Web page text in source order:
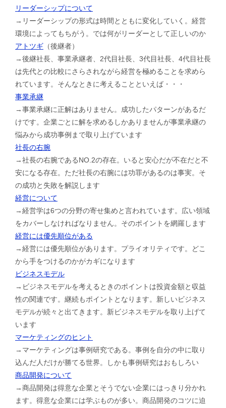
リーダーシップについて
→リーダーシップの形式は時間とともに変化していく。経営
環境によってもちがう。では何がリーダーとして正しいのか
アトツギ （後継者）
→後継社長、事業承継者、2代目社長、3代目社長、4代目社長
は先代との比較にさらされながら経営を極めることを求めら
れています。そんなときに考えることといえば・・・
事業承継
→事業承継に正解はありません。成功したパターンがあるだ
けです。企業ごとに解を求めるしかありませんが事業承継の
悩みから成功事例まで取り上げています
社長の右腕
→社長の右腕であるNO.2の存在。いると安心だが不在だと不
安になる存在。ただ社長の右腕には功罪があるのは事実。そ
の成功と失敗を解説します
経営について
→経営学は6つの分野の寄せ集めと言われています。広い領域
をカバーしなければなりません。そのポイントを網羅します
経営には優先順位がある
→経営には優先順位があります。プライオリティです。どこ
から手をつけるのかがカギになります
ビジネスモデル
→ビジネスモデルを考えるときのポイントは投資金額と収益
性の関連です。継続もポイントとなります。新しいビジネス
モデルが続々と出てきます。新ビジネスモデルを取り上げて
います
マーケティングのヒント
→マーケティングは事例研究である。事例を自分の中に取り
込んだ人だけが勝てる世界。しかも事例研究はおもしろい
商品開発について
→商品開発は得意な企業とそうでない企業にはっきり分かれ
ます。得意な企業には学ぶものが多い。商品開発のコツに迫